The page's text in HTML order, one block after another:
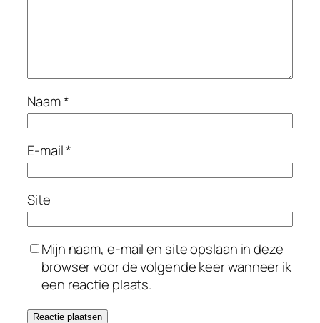
Naam*
E-mail*
Site
Mijn naam, e-mail en site opslaan in deze
browser voor de volgende keer wanneer ik
een reactie plaats.